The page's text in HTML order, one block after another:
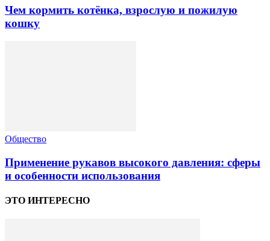
Чем кормить котёнка, взрослую и пожилую
кошку
Общество
Применение рукавов высокого давления: сферы
и особенности использования
ЭТО ИНТЕРЕСНО